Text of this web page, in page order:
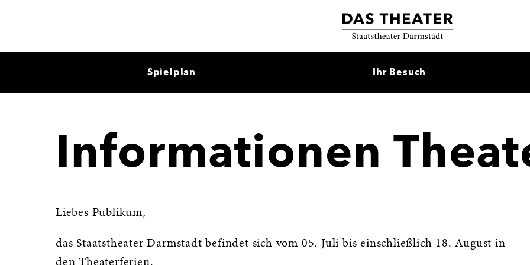
Spielplan Ihr Besuch
Informationen
Liebes Publikum,
das Staatstheater Darmstadt befindet sich vom 05. Juli bis einschließlich 18. August in
den Theaterferien.